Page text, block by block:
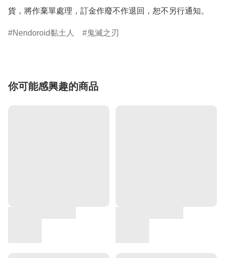
貨，將作棄單處理，訂金作廢不作退回，恕不另行通知。
Nendoroid黏土人 鬼滅之刃
你可能感興趣的商品